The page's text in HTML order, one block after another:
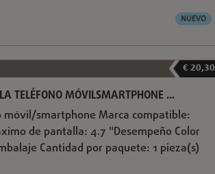
NUEVO
€ 20,30
TELÉFONO MÓVILSMARTPHONE ...
móvil/smartphone Marca compatible:
de pantalla: 4.7 "Desempeño Color
Cantidad por paquete: 1 pieza(s)